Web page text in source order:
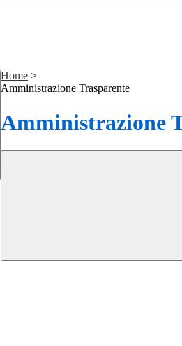
Home >
Amministrazione Trasparente
Amministrazione